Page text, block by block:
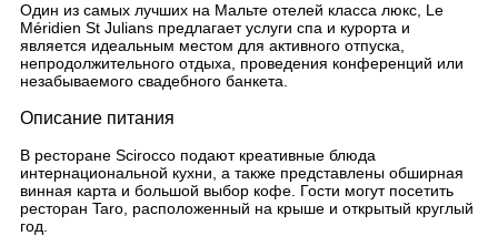
Один из самых лучших на Мальте отелей класса люкс, Le
Méridien St Julians предлагает услуги спа и курорта и
является идеальным местом для активного отпуска,
непродолжительного отдыха, проведения конференций или
незабываемого свадебного банкета.
Описание питания
В ресторане Scirocco подают креативные блюда
интернациональной кухни, а также представлены обширная
винная карта и большой выбор кофе. Гости могут посетить
ресторан Taro, расположенный на крыше и открытый круглый
год.